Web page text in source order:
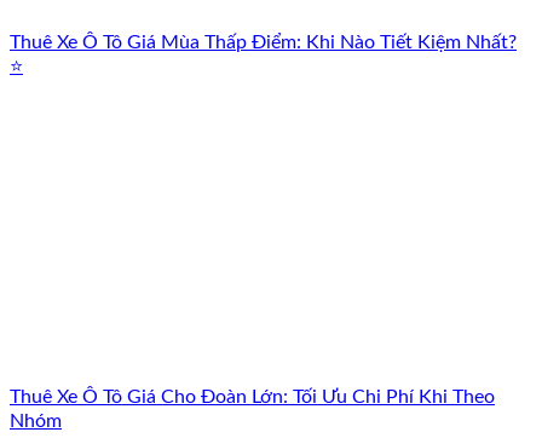
Thuê Xe Ô Tô Giá Mùa Thấp Điểm: Khi Nào Tiết Kiệm Nhất?
⭐
Thuê Xe Ô Tô Giá Cho Đoàn Lớn: Tối Ưu Chi Phí Khi Theo
Nhóm